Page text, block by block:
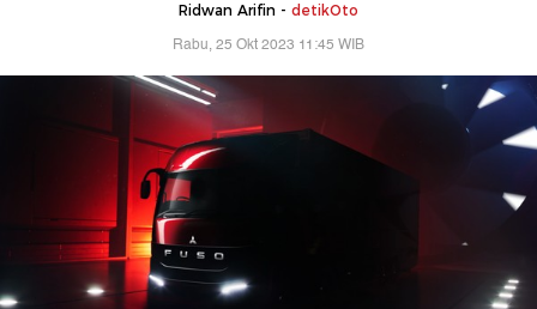
Ridwan Arifin - detikOto
Rabu, 25 Okt 2023 11:45 WIB